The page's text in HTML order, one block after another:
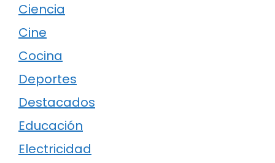
Ciencia
Cine
Cocina
Deportes
Destacados
Educación
Electricidad